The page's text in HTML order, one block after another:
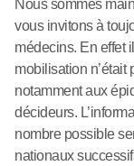
Nous sommes
vous invitons à
médecins. En effet
mobilisation n’était
notamment aux
décideurs.
nombre possible
nationaux